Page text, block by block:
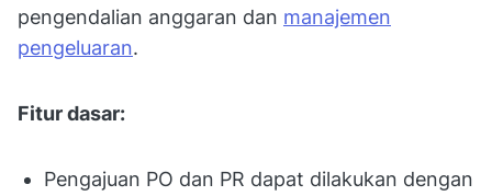
pengendalian anggaran dan manajemen
pengeluaran.
Fitur dasar:
Pengajuan PO dan PR dapat dilakukan dengan